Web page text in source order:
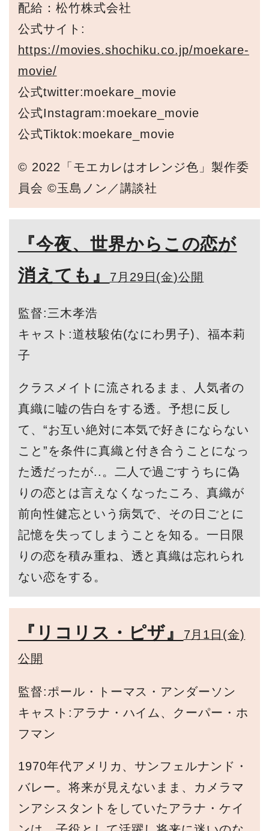
配給：松竹株式会社
公式サイト:
https://movies.shochiku.co.jp/moekare-
movie/
公式twitter:moekare_movie
公式Instagram:moekare_movie
公式Tiktok:moekare_movie
© 2022「モエカレはオレンジ色」製作委
員会 ©玉島ノン／講談社
『今夜、世界からこの恋が
消えても』
7月29日(金)公開
監督:三木孝浩
キャスト:道枝駿佑(なにわ男子)、福本莉
子
クラスメイトに流されるまま、人気者の
真織に嘘の告白をする透。予想に反し
て、“お互い絶対に本気で好きにならない
こと”を条件に真織と付き合うことになっ
た透だったが..。二人で過ごすうちに偽
りの恋とは言えなくなったころ、真織が
前向性健忘という病気で、その日ごとに
記憶を失ってしまうことを知る。一日限
りの恋を積み重ね、透と真織は忘れられ
ない恋をする。
『リコリス・ピザ』
7月1日(金)
公開
監督:ポール・トーマス・アンダーソン
キャスト:アラナ・ハイム、クーパー・ホ
フマン
1970年代アメリカ、サンフェルナンド・
バレー。将来が見えないまま、カメラマ
ンアシスタントをしていたアラナ・ケイ